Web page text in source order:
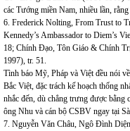
các Tướng miền Nam, nhiều lần,
6. Frederick Nolting, From Trust to
Kennedy’s Ambassador to Diem’s
18; Chính Đạo, Tôn Giáo & Chính
1997), tr. 51.
Tình báo Mỹ, Pháp và Việt đều nói
Bắc Việt, đặc trách kế hoạch thống
nhắc đến, dù chẳng trưng được
ông Nhu và cán bộ CSBV ngay tại
7. Nguyễn Văn Châu, Ngô Đình